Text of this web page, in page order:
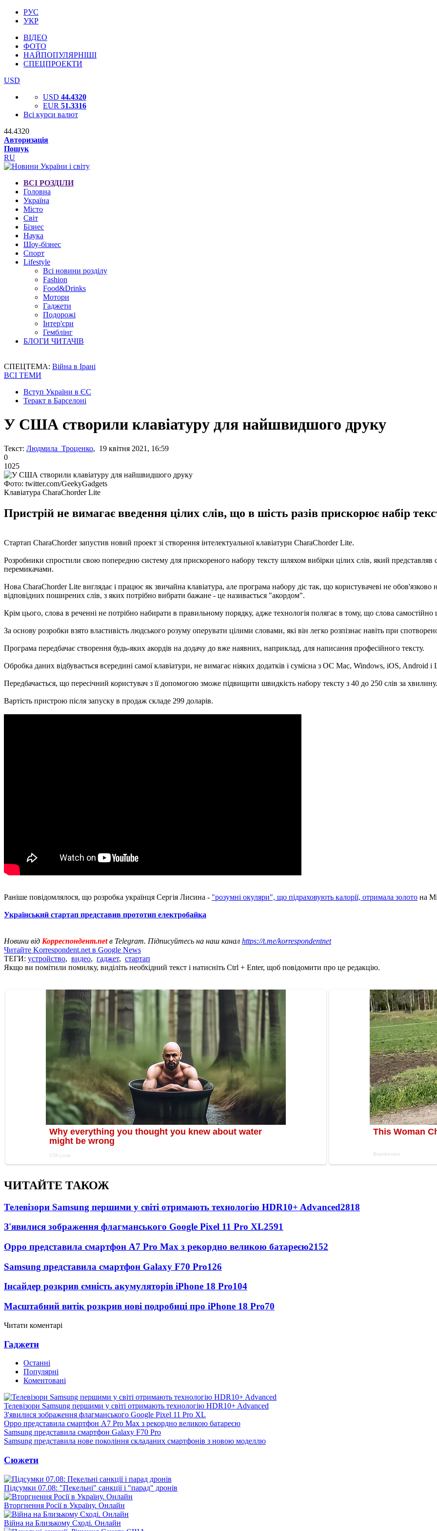
РУС
УКР
ВІДЕО
ФОТО
НАЙПОПУЛЯРНІШІ
СПЕЦПРОЕКТИ
USD
USD 44.4320
EUR 51.3316
Всі курси валют
44.4320
Авторизація
Пошук
RU
ВСІ РОЗДІЛИ
Головна
Україна
Місто
Світ
Бізнес
Наука
Шоу-бізнес
Спорт
Lifestyle
Всі новини розділу
Fashion
Food&Drinks
Мотори
Гаджети
Подорожі
Інтер'єри
Гемблінг
БЛОГИ ЧИТАЧІВ
СПЕЦТЕМА: Війна в Ірані
ВСІ ТЕМИ
Вступ України в ЄС
Теракт в Барселоні
У США створили клавіатуру для найшвидшого друку
Текст: Людмила Троценко, 19 квітня 2021, 16:59
0
1025
Фото: twitter.com/GeekyGadgets
Клавіатура CharaChorder Lite
Пристрій не вимагає введення цілих слів, що в шість разів прискорює набір
Стартап CharaChorder запустив новий проект зі створення інтелектуальної клавіатури CharaChorder Lite.
Розробники спростили свою попередню систему для прискореного набору тексту шляхом вибірки цілих слів, який
перемикачами.
Нова CharaChorder Lite виглядає і працює як звичайна клавіатура, але програма набору діє так, що користувачеві не обов'язково
відповідних поширених слів, з яких потрібно вибрати бажане - це називається "акордом".
Крім цього, слова в реченні не потрібно набирати в правильному порядку, адже технологія полягає в тому, що слова
За основу розробки взято властивість людського розуму оперувати цілими словами, які він легко розпізнає навіть при
Програма передбачає створення будь-яких акордів на додачу до вже наявних, наприклад, для написання професійного тексту.
Обробка даних відбувається всередині самої клавіатури, не вимагає ніяких додатків і сумісна з ОС Mac, Windows, iOS, Android і
Передбачається, що пересічний користувач з її допомогою зможе підвищити швидкість набору тексту з 40 до 250 слів за хвилину.
Вартість пристрою після запуску в продаж складе 299 доларів.
Раніше повідомлялося, що розробка українця Сергія Лисина - "розумні окуляри", що підраховують калорії, отримала золото на
Український стартап представив прототип електробайка
Новини від Корреспондент.netв Telegram. Підписуйтесь на наш канал https://t.me/korrespondentnet
Читайте Korrespondent.net в Google News
ТЕГИ: устройство, видео, гаджет, стартап
Якщо ви помітили помилку, виділіть необхідний текст і натисніть Ctrl + Enter, щоб повідомити про це редакцію.
ЧИТАЙТЕ ТАКОЖ
Телевізори Samsung першими у світі отримають технологію HDR10+ Advanced2818
З'явилися зображення флагманського Google Pixel 11 Pro XL2591
Oppo представила смартфон A7 Pro Max з рекордно великою батареєю2152
Samsung представила смартфон Galaxy F70 Pro126
Інсайдер розкрив ємність акумуляторів iPhone 18 Pro104
Масштабний витік розкрив нові подробиці про iPhone 18 Pro70
Читати коментарі
Гаджети
Останні
Популярні
Коментовані
Телевізори Samsung першими у світі отримають технологію HDR10+ Advanced
З'явилися зображення флагманського Google Pixel 11 Pro XL
Oppo представила смартфон A7 Pro Max з рекордно великою батареєю
Samsung представила смартфон Galaxy F70 Pro
Samsung представила нове покоління складаних смартфонів з новою моделлю
Сюжети
Підсумки 07.08: "Пекельні" санкції і "парад" дронів
Вторгнення Росії в Україну. Онлайн
Війна на Близькому Сході. Онлайн